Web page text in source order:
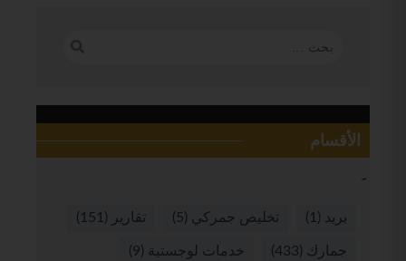
الأقسام
بريد (1) تخليص جمركي (5) تقارير (151)
جمارك (433) خدمات لوجستية (9)